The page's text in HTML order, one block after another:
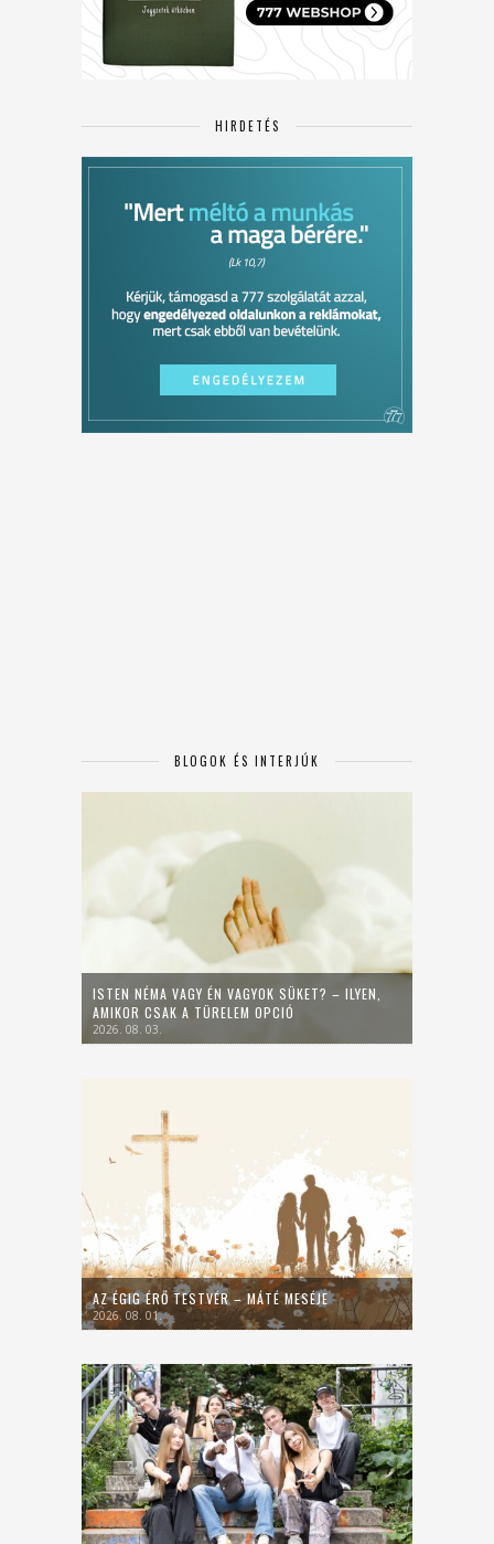
HIRDETÉS
BLOGOK ÉS INTERJÚK
ISTEN NÉMA VAGY ÉN VAGYOK SÜKET? – ILYEN,
AMIKOR CSAK A TÜRELEM OPCIÓ
2026. 08. 03.
AZ ÉGIG ÉRŐ TESTVÉR – MÁTÉ MESÉJE
2026. 08. 01.